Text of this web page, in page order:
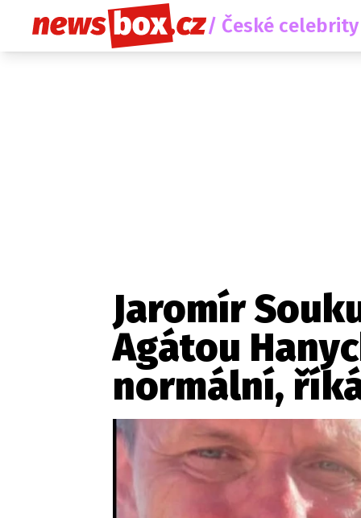
/ České celebrity
Etický kodex Redakce
Provozovatelem serveru
Zaznamenali jste
Jaromír
Agátou
normální,